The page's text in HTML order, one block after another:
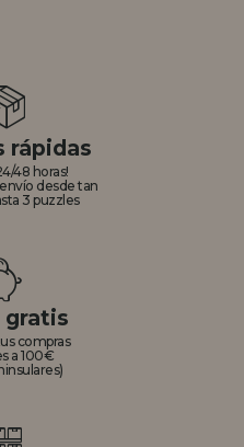
rápidas
48 horas!
desde tan
3 puzzles
gratis
compras
a 100€